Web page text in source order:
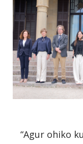
“Agur ohiko